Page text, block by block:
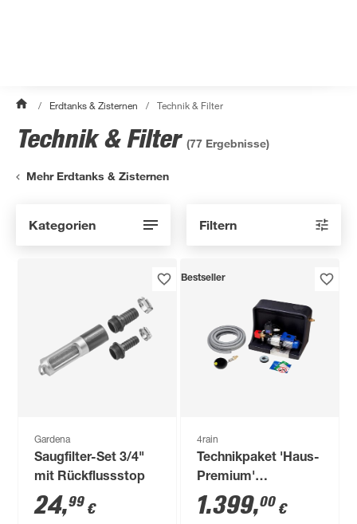
/ Erdtanks & Zisternen / Technik & Filter
Technik & Filter (77 Ergebnisse)
Mehr Erdtanks & Zisternen
Kategorien Filtern
Gardena
Saugfilter-Set 3/4"
mit Rückflussstop
24,99 €
Bestseller
4rain
Technikpaket 'Haus-
Premium'
Regenwassernutzung
1.399,00 €